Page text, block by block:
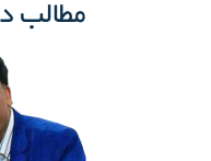
مطالب